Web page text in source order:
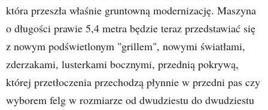
która przeszła właśnie gruntowną modernizację. Maszyna
o długości prawie 5,4 metra będzie teraz przedstawiać się
z nowym podświetlonym "grillem", nowymi światłami,
zderzakami, lusterkami bocznymi, przednią pokrywą,
której przetłoczenia przechodzą płynnie w przedni pas czy
wyborem felg w rozmiarze od dwudziestu do dwudziestu